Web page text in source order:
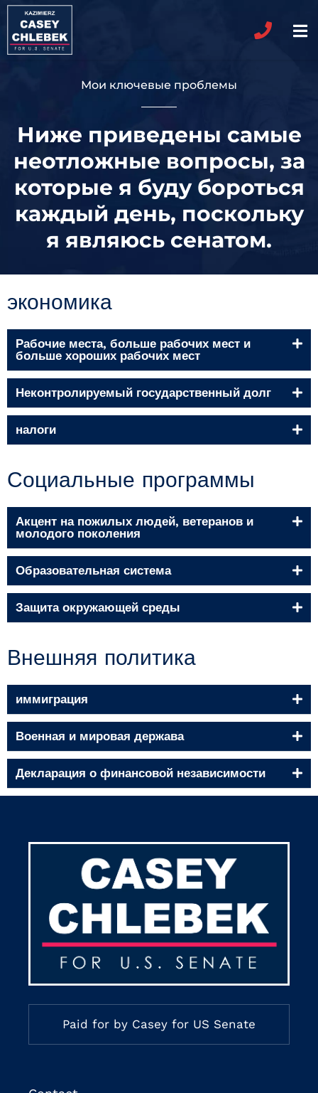
Мои ключевые проблемы
Ниже приведены самые
неотложные вопросы, за
которые я буду бороться
каждый день, поскольку
я являюсь сенатом.
экономика
Рабочие места, больше рабочих мест и
больше хороших рабочих мест
Неконтролируемый государственный долг
налоги
Социальные программы
Акцент на пожилых людей, ветеранов и
молодого поколения
Образовательная система
Защита окружающей среды
Внешняя политика
иммиграция
Военная и мировая держава
Декларация о финансовой независимости
Paid for by Casey for US Senate